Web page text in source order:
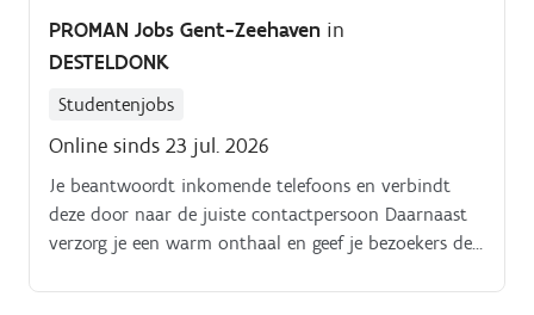
PROMAN Jobs Gent-Zeehaven in
DESTELDONK
Studentenjobs
Online sinds 23 jul. 2026
Je beantwoordt inkomende telefoons en verbindt
deze door naar de juiste contactpersoon Daarnaast
verzorg je een warm onthaal en geef je bezoekers de
uitgaande post, houdt vergaderzalen georganiseerd